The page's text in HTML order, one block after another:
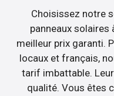
Choisissez notre
panneaux solaires
meilleur prix garanti.
locaux et français,
tarif imbattable.
qualité. Vous êtes